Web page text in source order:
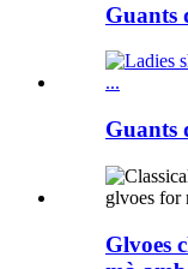
Guants
Guants
Glvoes